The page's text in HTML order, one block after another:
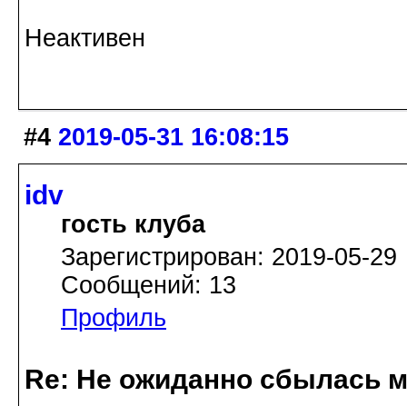
Неактивен
#4 2019-05-31 16:08:15
idv
гость клуба
Зарегистрирован: 2019-05-29
Сообщений: 13
Профиль
Re: Не ожиданно сбылась